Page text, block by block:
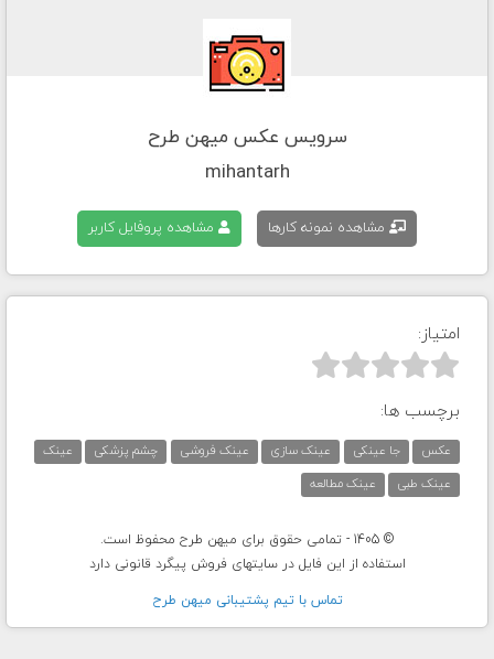
سرویس عکس میهن طرح
mihantarh
مشاهده نمونه کارها مشاهده پروفایل کاربر
امتیاز:



برچسب ها:
عکس جا عینکی عینک سازی عینک فروشی چشم پزشکی
عینک
عینک طبی
عینک مطالعه
© 1405 - تمامی حقوق برای میهن طرح محفوظ است.
استفاده از این فایل در سایتهای فروش پیگرد قانونی دارد
تماس با تيم پشتيبانی ميهن طرح